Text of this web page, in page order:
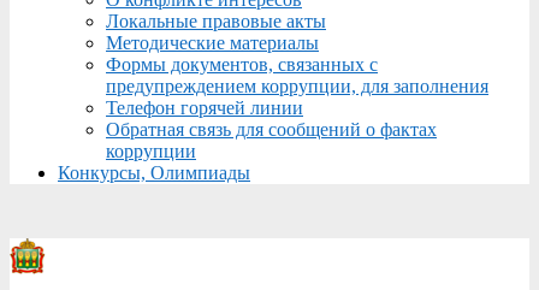
Локальные правовые акты
Методические материалы
Формы документов, связанных с
предупреждением коррупции, для заполнения
Телефон горячей линии
Обратная связь для сообщений о фактах
коррупции
Конкурсы, Олимпиады